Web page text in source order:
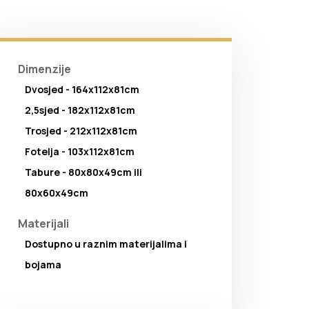
Dimenzije
Dvosjed - 164x112x81cm
2,5sjed - 182x112x81cm
Trosjed - 212x112x81cm
Fotelja - 103x112x81cm
Tabure - 80x80x49cm ili
80x60x49cm
Materijali
Dostupno u raznim materijalima i
bojama